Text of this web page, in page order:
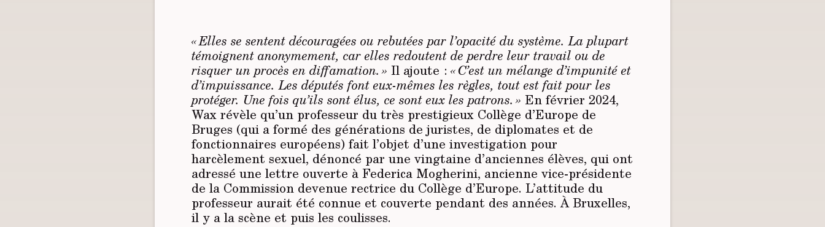
« Elles se sentent découragées ou rebutées par l’opacité du système. La plupart
témoignent anonymement, car elles redoutent de perdre leur travail ou de
risquer un procès en diffamation. » Il ajoute : « C’est un mélange d’impunité et
d’impuissance. Les députés font eux-mêmes les règles, tout est fait pour les
protéger. Une fois qu’ils sont élus, ce sont eux les patrons. » En février 2024,
Wax révèle qu’un professeur du très prestigieux Collège d’Europe de
Bruges (qui a formé des générations de juristes, de diplomates et de
fonctionnaires européens) fait l’objet d’une investigation pour
harcèlement sexuel, dénoncé par une vingtaine d’anciennes élèves, qui ont
adressé une lettre ouverte à Federica Mogherini, ancienne vice-présidente
de la Commission devenue rectrice du Collège d’Europe. L’attitude du
professeur aurait été connue et couverte pendant des années. À Bruxelles,
il y a la scène et puis les coulisses.